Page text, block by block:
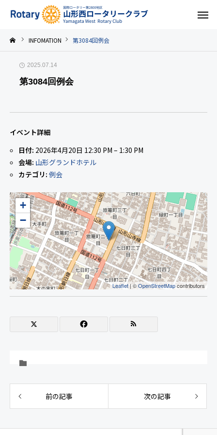
INFOMATION 第3084回例会
2025.07.14
第3084回例会
イベント詳細
日付: 2026年4月20日 12:30 PM – 1:30 PM
会場: 山形グランドホテル
カテゴリ: 例会
+
−
Leaflet | ©OpenStreetMapcontributors
前の記事 次の記事